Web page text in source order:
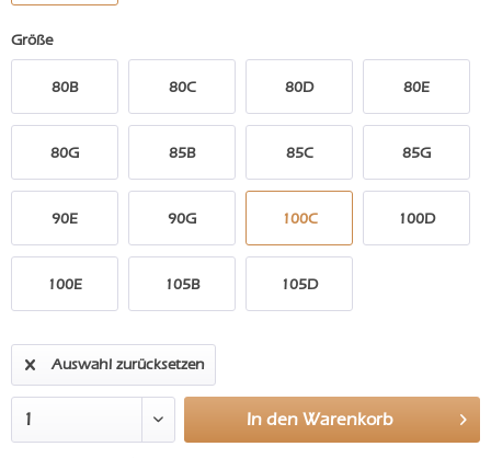
Größe
80B 80C 80D 80E
80G 85B 85C 85G
90E 90G 100C 100D
100E 105B 105D
Auswahl zurücksetzen
In den Warenkorb